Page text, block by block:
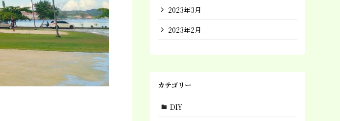
2023年3月
2023年2月
カテゴリー
DIY